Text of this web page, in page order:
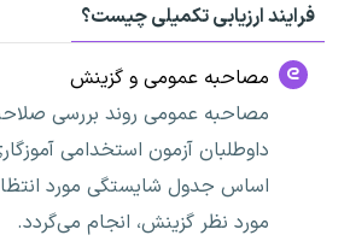
فرایند ارزیابی تکمیلی چیست؟
مصاحبه عمومی و گزینش
مصاحبه عمومی روند بررسی
داوطلبان آزمون استخدامی
اساس جدول شایستگی مورد
مورد نظر گزینش، انجام می‌گردد.